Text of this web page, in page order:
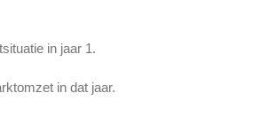
in jaar 1.
in dat jaar.